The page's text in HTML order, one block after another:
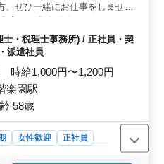
場＞ 男性6：女性4とい
風土があります。女性が働
入れており、多様な人材が
、ぜひ一緒にお仕事をしません
算/税務申告 ・顧客先への訪
その他税理士補助業務 ◯会計
験受験を目指されている方優遇
50代以上のベテラン歓迎！
ニア世代の方も是非ご応募下さ
・税理士事務所) / 正社員・契
派遣社員
時給1,000円〜1,200円
楽園駅
58歳
女性歓迎
正社員